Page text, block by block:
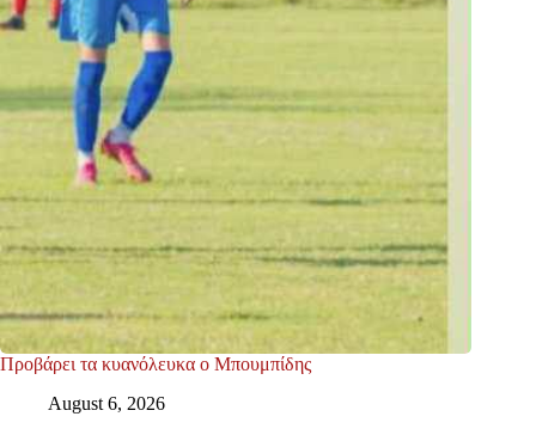
Προβάρει τα κυανόλευκα ο Μπουμπίδης
August 6, 2026